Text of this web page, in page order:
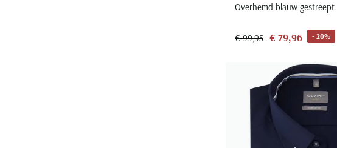
Overhemd blauw gestreept
€ 99,95 € 79,96 - 20%